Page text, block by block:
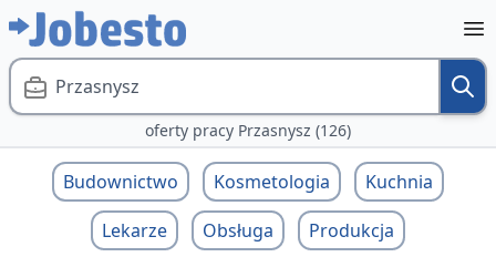
Przasnysz
oferty pracy Przasnysz (126)
Budownictwo Kosmetologia
Kuchnia
Lekarze
Obsługa
Produkcja